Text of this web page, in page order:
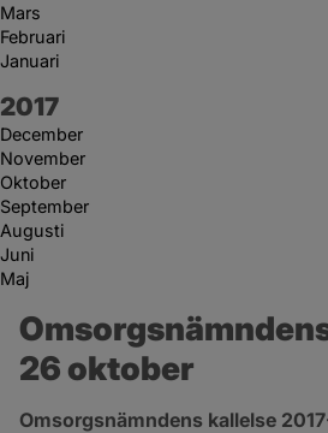
Mars
Februari
Januari
År:
2017
December
November
Oktober
September
Augusti
Juni
Maj
26 oktober
Omsorgsnämndens kallelse